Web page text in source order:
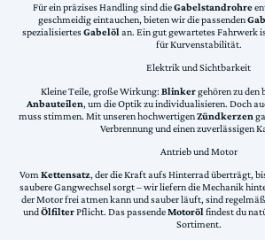
Für ein präzises Handling sind dieGabelstandrohre
geschmeidig eintauchen, bieten wir die passenden
spezialisiertesGabelölan. Ein gut gewartetes Fahrwerk
für Kurvenstabilität.
Elektrik und Sichtbarkeit
Kleine Teile, große Wirkung: Blinkergehören zu den
Anbauteilen, um die Optik zu individualisieren. Doch
muss stimmen. Mit unseren hochwertigenZündkerzen
Verbrennung und einen zuverlässigen
Antrieb und Motor
VomKettensatz, der die Kraft aufs Hinterrad überträgt,
saubere Gangwechsel sorgt – wir liefern die Mechanik
der Motor frei atmen kann und sauber läuft, sind
undÖlfilterPflicht. Das passendeMotorölfindest du
Sortiment.